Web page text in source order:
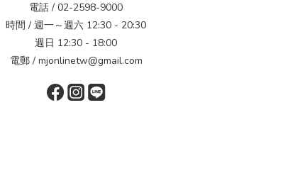
電話 / 02-2598-9000
時間 / 週一～週六 12:30 - 20:30
週日 12:30 - 18:00
電郵 / mjonlinetw@gmail.com